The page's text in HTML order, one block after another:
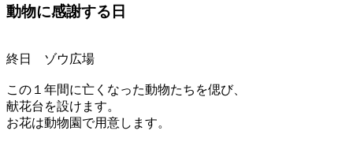
動物に感謝する日
終日 ゾウ広場
この１年間に亡くなった動物たちを偲び、
献花台を設けます。
お花は動物園で用意します。